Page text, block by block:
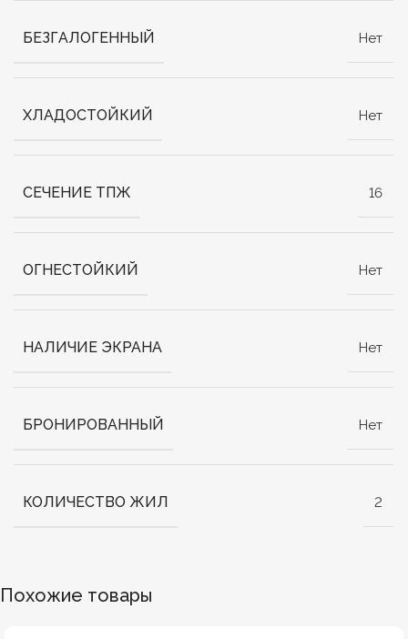
БЕЗГАЛОГЕННЫЙ Нет
ХЛАДОСТОЙКИЙ Нет
СЕЧЕНИЕ ТПЖ 16
ОГНЕСТОЙКИЙ Нет
НАЛИЧИЕ ЭКРАНА Нет
БРОНИРОВАННЫЙ Нет
КОЛИЧЕСТВО ЖИЛ 2
Похожие товары